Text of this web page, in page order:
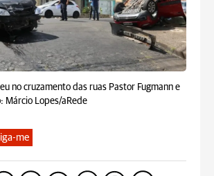
no cruzamento das ruas Pastor Fugmann e
Márcio Lopes/aRede
me